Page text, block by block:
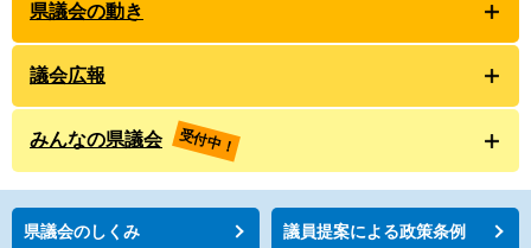
県議会の動き
議会広報
みんなの県議会 受付中！
県議会のしくみ 議員提案による政策条例